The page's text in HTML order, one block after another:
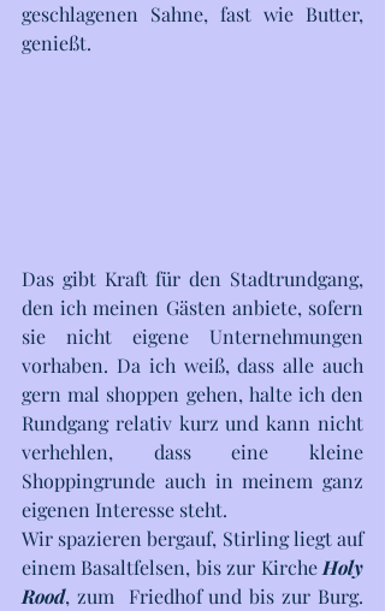
geschlagenen Sahne, fast wie Butter,
genießt.
Das gibt Kraft für den Stadtrundgang,
den ich meinen Gästen anbiete, sofern
sie nicht eigene Unternehmungen
vorhaben. Da ich weiß, dass alle auch
gern mal shoppen gehen, halte ich den
Rundgang relativ kurz und kann nicht
verhehlen, dass eine kleine
Shoppingrunde auch in meinem ganz
eigenen Interesse steht.
Wir spazieren bergauf, Stirling liegt auf
einem Basaltfelsen, bis zur Kirche Holy
Rood